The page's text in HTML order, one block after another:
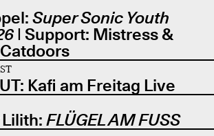
Super Sonic Youth
| Support: Mistress &
Kafi am Freitag Live
FLÜGEL AM FUSS